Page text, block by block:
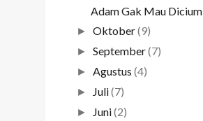
Adam Gak Mau Dicium
►Oktober(9)
►September(7)
►Agustus (4)
► Juli(7)
► Juni(2)